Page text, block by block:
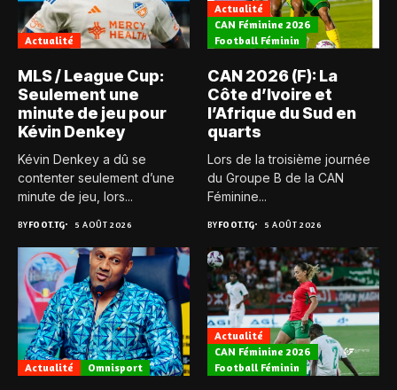
Actualité
MLS / League Cup:
Seulement une
minute de jeu pour
Kévin Denkey
Kévin Denkey a dû se
contenter seulement d’une
minute de jeu, lors...
BYFOOT.TG 5 AOÛT 2026
Actualité
CAN Féminine 2026
Football Féminin
CAN 2026 (F): La
Côte d’Ivoire et
l’Afrique du Sud en
quarts
Lors de la troisième journée
du Groupe B de la CAN
Féminine...
BYFOOT.TG 5 AOÛT 2026
Actualité Omnisport
Actualité
CAN Féminine 2026
Football Féminin